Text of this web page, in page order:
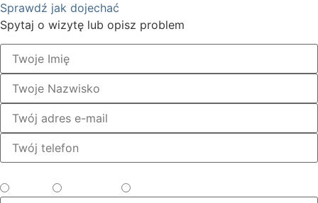
Sprawdź jak dojechać
Spytaj o wizytę lub opisz problem